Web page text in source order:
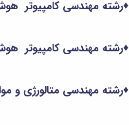
♦رشته مهندسی کامپیوتر
♦رشته مهندسی کامپیوتر
♦رشته مهندسی متالورژی و